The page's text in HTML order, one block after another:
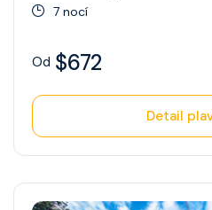
7 nocí
Od $672
Detail